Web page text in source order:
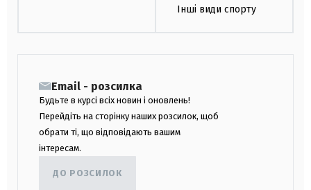
Інші види спорту
Email - розсилка
Будьте в курсі всіх новин і оновлень!
Перейдіть на сторінку наших розсилок, щоб
обрати ті, що відповідають вашим
інтересам.
ДО РОЗСИЛОК